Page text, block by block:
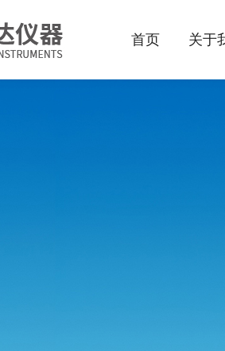
首页 关于